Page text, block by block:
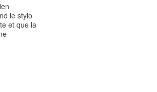
le stylo
et que la